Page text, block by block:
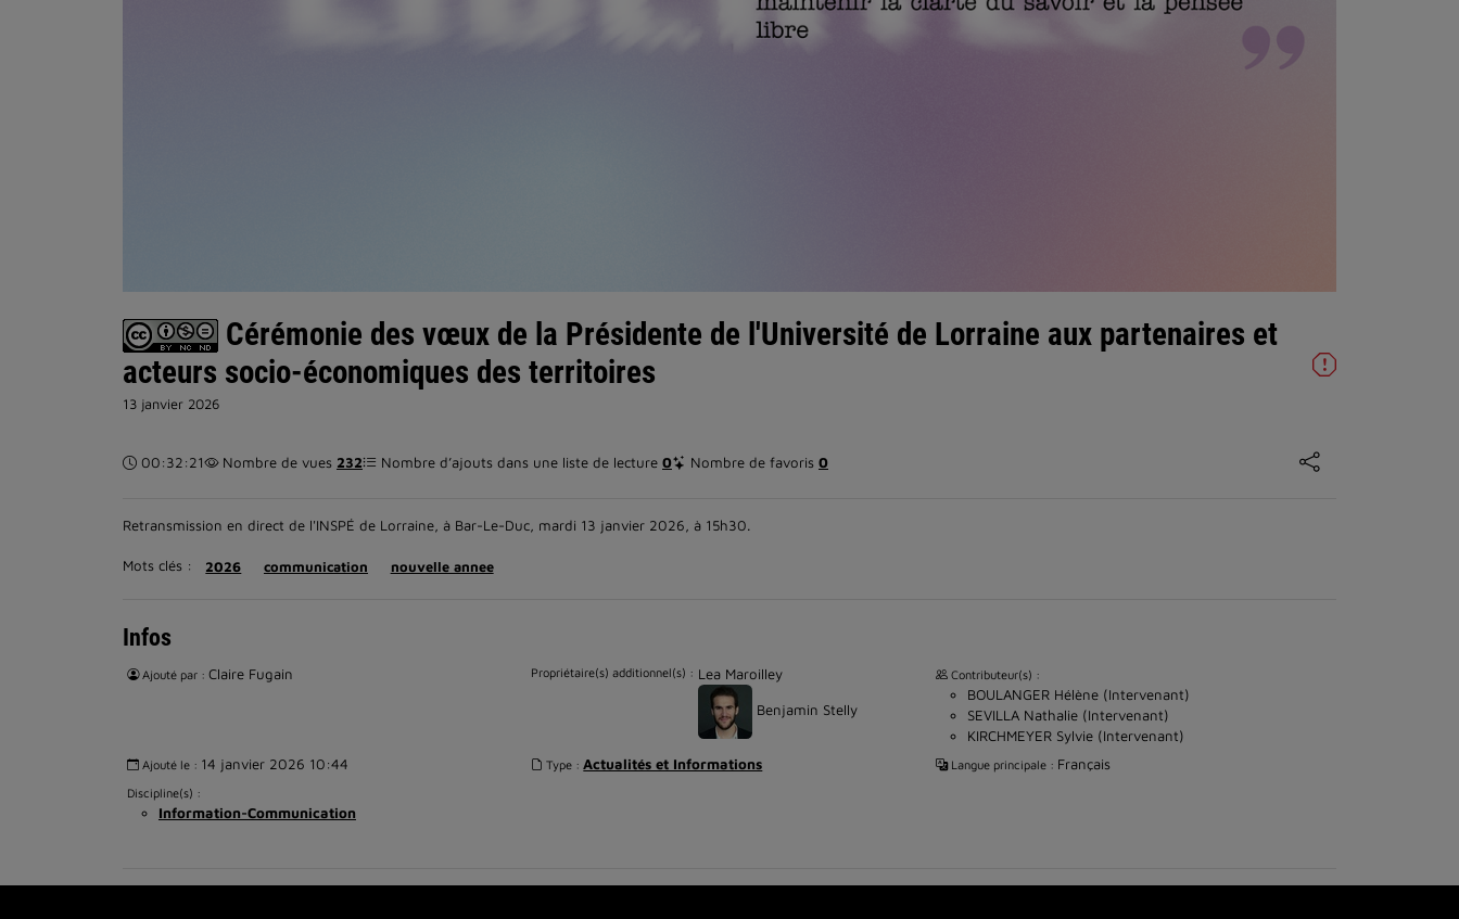
la
Cérémonie des vœux de la Présidente de l'Université de Lorraine aux partenaires et
acteurs socio-économiques des territoires
13 janvier 2026
Durée :
00:32:21 Nombre de vues 232 Nombre d’ajouts dans une liste de lecture 0 Nombre de favoris 0
Retransmission en direct de l'INSPÉ de Lorraine, à Bar-Le-Duc, mardi 13 janvier 2026, à 15h30.
Mots clés : 2026 communication nouvelle annee
Infos
Ajouté par : Claire Fugain Propriétaire(s) additionnel(s) : Lea Maroilley
Benjamin Stelly
Contributeur(s) :
BOULANGER Hélène (Intervenant)
SEVILLA Nathalie (Intervenant)
KIRCHMEYER Sylvie (Intervenant)
Ajouté le : 14 janvier 2026 10:44 Type :Actualités et Informations Langue principale : Français
Discipline(s) :
Information-Communication